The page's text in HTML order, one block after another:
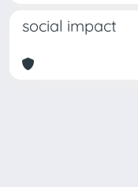
social impact